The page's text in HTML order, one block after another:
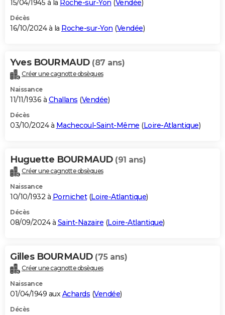
15/04/1945 à la Roche-sur-Yon (Vendée)
Décès
16/10/2024 à la Roche-sur-Yon (Vendée)
Yves BOURMAUD (87 ans)
Créer une cagnotte obsèques
Naissance
11/11/1936 à Challans (Vendée)
Décès
03/10/2024 à Machecoul-Saint-Même (Loire-Atlantique)
Huguette BOURMAUD (91 ans)
Créer une cagnotte obsèques
Naissance
10/10/1932 à Pornichet(Loire-Atlantique)
Décès
08/09/2024 à Saint-Nazaire (Loire-Atlantique)
Gilles BOURMAUD (75 ans)
Créer une cagnotte obsèques
Naissance
01/04/1949 auxAchards (Vendée)
Décès